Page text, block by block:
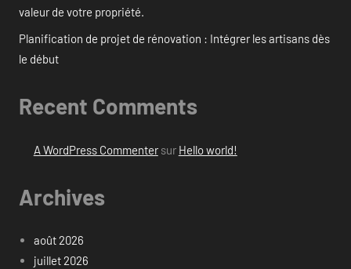
valeur de votre propriété.
Planification de projet de rénovation : Intégrer les artisans dès
le début
Recent Comments
A WordPress Commentersur Hello world!
Archives
août 2026
juillet 2026